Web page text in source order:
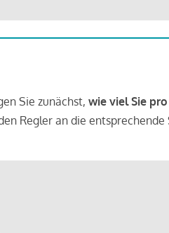
Sie zunächst, wie viel Sie
Regler an die